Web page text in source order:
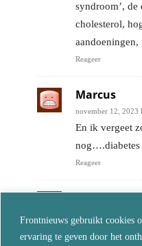
Frontnieuws gebruikt cookies
ervaring te geven door het
syndroom’, de
cholesterol,
Reageer
Marcus
november 12, 2023
En ik vergeet
nog….diabetes
Reageer
november 12, 2023
Dat is toch